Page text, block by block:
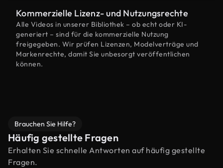
Kommerzielle Lizenz- und Nutzungsrechte
Alle Videos in unserer Bibliothek – ob echt oder KI-
generiert – sind für die kommerzielle Nutzung
freigegeben. Wir prüfen Lizenzen, Modelverträge und
Markenrechte, damit Sie unbesorgt veröffentlichen
können.
Brauchen Sie Hilfe?
Häufig gestellte Fragen
Erhalten Sie schnelle Antworten auf häufig gestellte
Fragen.